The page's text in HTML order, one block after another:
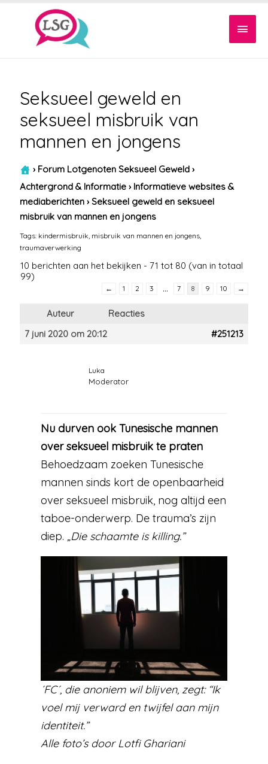
Seksueel geweld en
seksueel misbruik van
mannen en jongens
› Forum Lotgenoten Seksueel Geweld ›
Achtergrond & Informatie › Informatieve websites &
mediaberichten › Seksueel geweld en seksueel
misbruik van mannen en jongens
Tags: kindermisbruik misbruik van mannen en jongens
traumaverwerking
10 berichten aan het bekijken - 71 tot 80 (van in totaal
99)
← 1 2 3 … 7 8 9 10 →
Auteur
Reacties
7 juni 2020 om 20:12
#251213
Luka
Moderator
Nu durven ook Tunesische mannen
over seksueel misbruik te praten
Behoedzaam zoeken Tunesische
mannen sinds kort de openbaarheid
over seksueel misbruik, nog altijd een
taboe-onderwerp. De trauma’s zijn
diep. „Die schaamte is killing.”
´FC´, die anoniem wil blijven, zegt: “Ik
voel mij verward en twijfel aan mijn
identiteit.”
Alle foto’s door Lotfi Ghariani